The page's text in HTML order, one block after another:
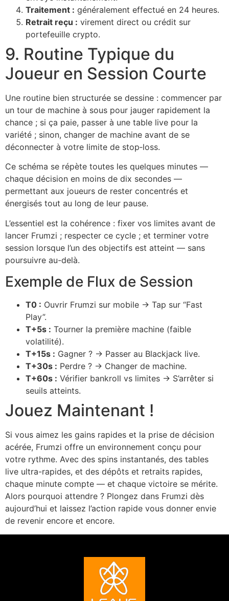
Traitement : généralement effectué en 24 heures.
Retrait reçu : virement direct ou crédit sur
portefeuille crypto.
9. Routine Typique du
Joueur en Session Courte
Une routine bien structurée se dessine : commencer par
un tour de machine à sous pour jauger rapidement la
chance ; si ça paie, passer à une table live pour la
variété ; sinon, changer de machine avant de se
déconnecter à votre limite de stop‑loss.
Ce schéma se répète toutes les quelques minutes —
chaque décision en moins de dix secondes —
permettant aux joueurs de rester concentrés et
énergisés tout au long de leur pause.
L’essentiel est la cohérence : fixer vos limites avant de
lancer Frumzi ; respecter ce cycle ; et terminer votre
session lorsque l’un des objectifs est atteint — sans
poursuivre au-delà.
Exemple de Flux de Session
T0 : Ouvrir Frumzi sur mobile → Tap sur “Fast
Play”.
T+5s : Tourner la première machine (faible
volatilité).
T+15s : Gagner ? → Passer au Blackjack live.
T+30s : Perdre ? → Changer de machine.
T+60s : Vérifier bankroll vs limites → S’arrêter si
seuils atteints.
Jouez Maintenant !
Si vous aimez les gains rapides et la prise de décision
acérée, Frumzi offre un environnement conçu pour
votre rythme. Avec des spins instantanés, des tables
live ultra-rapides, et des dépôts et retraits rapides,
chaque minute compte — et chaque victoire se mérite.
Alors pourquoi attendre ? Plongez dans Frumzi dès
aujourd’hui et laissez l’action rapide vous donner envie
de revenir encore et encore.